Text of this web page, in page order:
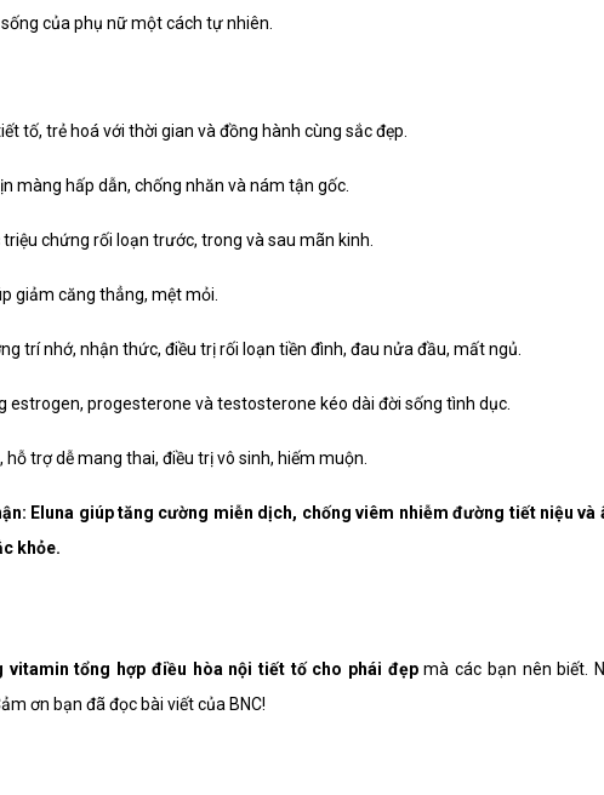
của phụ nữ một cách tự nhiên.
tố, trẻ hoá với thời gian và đồng hành cùng sắc đẹp.
màng hấp dẫn, chống nhăn và nám tận gốc.
chứng rối loạn trước, trong và sau mãn kinh.
giảm căng thẳng, mệt mỏi.
trí nhớ, nhận thức, điều trị rối loạn tiền đình, đau nửa đầu, mất ngủ.
estrogen, progesterone và testosterone kéo dài đời sống tình dục.
trợ dễ mang thai, điều trị vô sinh, hiếm muộn.
Eluna giúp tăng cường miễn dịch, chống viêm nhiễm đường tiết niệu
khỏe.
vitamin tổng hợp điều hòa nội tiết tố cho phái đẹpmà các bạn nên biết.
ơn bạn đã đọc bài viết của BNC!